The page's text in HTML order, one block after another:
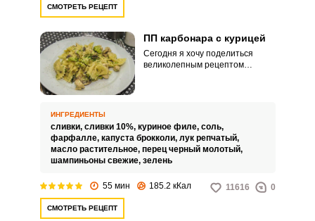
СМОТРЕТЬ РЕЦЕПТ
ПП карбонара с курицей
Сегодня я хочу поделиться
великолепным рецептом
питанием.
ИНГРЕДИЕНТЫ
сливки, сливки 10%, куриное филе, соль,
фарфалле, капуста брокколи, лук репчатый,
масло растительное, перец черный молотый,
шампиньоны свежие, зелень
55 мин 185.2 кКал 11616 0
СМОТРЕТЬ РЕЦЕПТ